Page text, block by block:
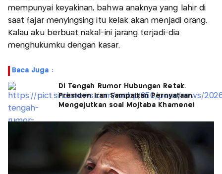
mempunyai keyakinan, bahwa anaknya yang lahir di
saat fajar menyingsing itu kelak akan menjadi orang.
Kalau aku berbuat nakal-ini jarang terjadi-dia
menghukumku dengan kasar.
Baca Juga :
Di Tengah Rumor Hubungan Retak,
Presiden Iran Sampaikan Pernyataan
Mengejutkan soal Mojtaba Khamenei